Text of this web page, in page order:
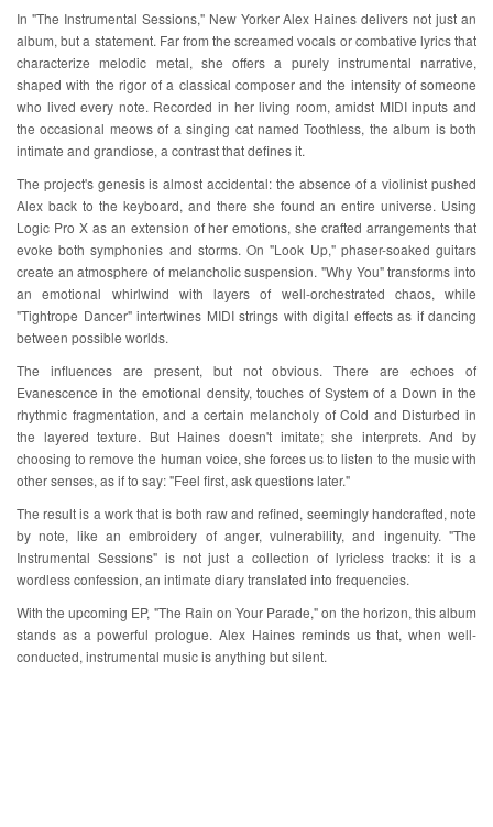
In "The Instrumental Sessions," New Yorker Alex Haines delivers not just an
album, but a statement. Far from the screamed vocals or combative lyrics that
characterize melodic metal, she offers a purely instrumental narrative,
shaped with the rigor of a classical composer and the intensity of someone
who lived every note. Recorded in her living room, amidst MIDI inputs and
the occasional meows of a singing cat named Toothless, the album is both
intimate and grandiose, a contrast that defines it.
The project's genesis is almost accidental: the absence of a violinist pushed
Alex back to the keyboard, and there she found an entire universe. Using
Logic Pro X as an extension of her emotions, she crafted arrangements that
evoke both symphonies and storms. On "Look Up," phaser-soaked guitars
create an atmosphere of melancholic suspension. "Why You" transforms into
an emotional whirlwind with layers of well-orchestrated chaos, while
"Tightrope Dancer" intertwines MIDI strings with digital effects as if dancing
between possible worlds.
The influences are present, but not obvious. There are echoes of
Evanescence in the emotional density, touches of System of a Down in the
rhythmic fragmentation, and a certain melancholy of Cold and Disturbed in
the layered texture. But Haines doesn't imitate; she interprets. And by
choosing to remove the human voice, she forces us to listen to the music with
other senses, as if to say: "Feel first, ask questions later."
The result is a work that is both raw and refined, seemingly handcrafted, note
by note, like an embroidery of anger, vulnerability, and ingenuity. "The
Instrumental Sessions" is not just a collection of lyricless tracks: it is a
wordless confession, an intimate diary translated into frequencies.
With the upcoming EP, "The Rain on Your Parade," on the horizon, this album
stands as a powerful prologue. Alex Haines reminds us that, when well-
conducted, instrumental music is anything but silent.